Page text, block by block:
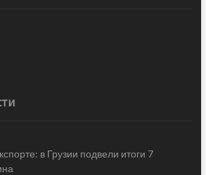
в Грузии подвели итоги 7